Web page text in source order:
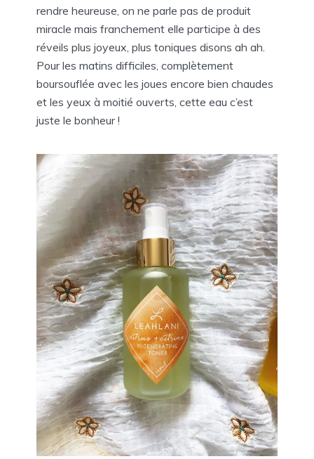
rendre heureuse, on ne parle pas de produit
miracle mais franchement elle participe à des
réveils plus joyeux, plus toniques disons ah ah.
Pour les matins difficiles, complètement
boursouflée avec les joues encore bien chaudes
et les yeux à moitié ouverts, cette eau c’est
juste le bonheur !